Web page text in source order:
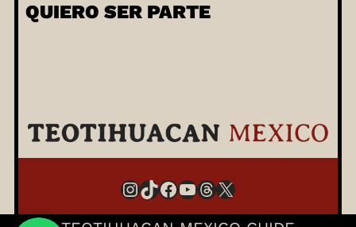
QUIERO SER PARTE
InstagramTikTok Facebook YouTube Threads X